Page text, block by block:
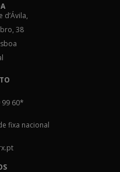
d’Ávila,
38
99 60*
fixa nacional